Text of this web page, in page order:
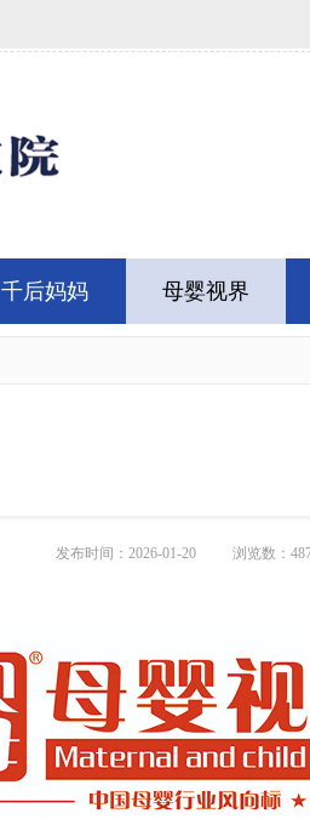
千后妈妈 母婴视界
发布时间：2026-01-20 浏览数：